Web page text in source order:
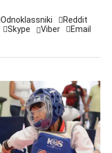
Odnoklassniki
Reddit
Skype Viber Email